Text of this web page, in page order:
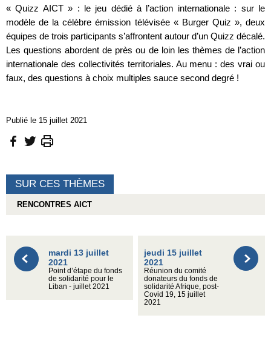
« Quizz AICT » : le jeu dédié à l’action internationale : sur le
modèle de la célèbre émission télévisée « Burger Quiz », deux
équipes de trois participants s’affrontent autour d’un Quizz décalé.
Les questions abordent de près ou de loin les thèmes de l’action
internationale des collectivités territoriales. Au menu : des vrai ou
faux, des questions à choix multiples sauce second degré !
Publié le 15 juillet 2021
SUR CES THÈMES
RENCONTRES AICT
mardi 13 juillet
2021
Point d’étape du fonds
de solidarité pour le
Liban - juillet 2021
jeudi 15 juillet
2021
Réunion du comité
donateurs du fonds de
solidarité Afrique, post-
Covid 19, 15 juillet
2021